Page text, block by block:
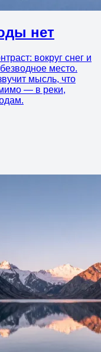
нет
вокруг снег и
место.
мысль, что
мимо — в реки,